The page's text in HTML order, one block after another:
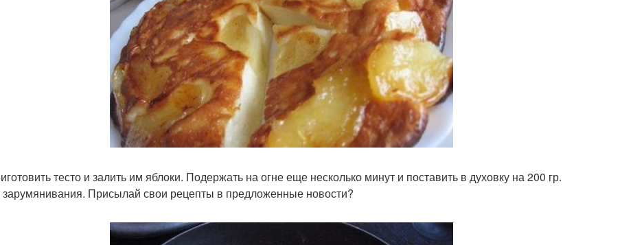
тесто и залить им яблоки. Подержать на огне еще несколько минут и поставить в духовку на 200 гр.
Присылай свои рецепты в предложенные новости?